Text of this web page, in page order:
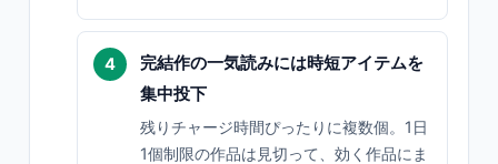
完結作の一気読みには時短アイテムを
集中投下
残りチャージ時間ぴったりに複数個。1日
1個制限の作品は見切って、効く作品にま